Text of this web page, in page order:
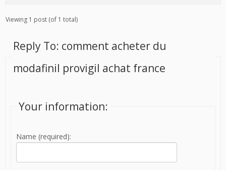
Viewing 1 post (of 1 total)
Reply To: comment acheter du
modafinil provigil achat france
Your information:
Name (required):